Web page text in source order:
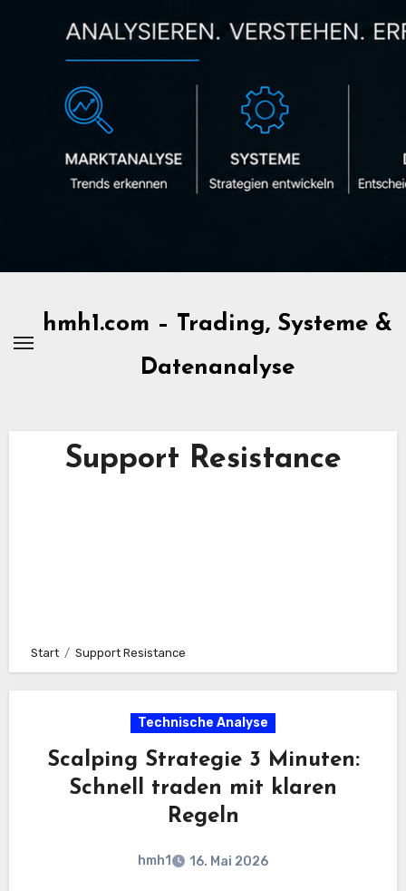
hmh1.com – Trading, Systeme &
Datenanalyse
Support Resistance
Start Support Resistance
Technische Analyse
Scalping Strategie 3 Minuten:
Schnell traden mit klaren
Regeln
hmh1 16. Mai 2026